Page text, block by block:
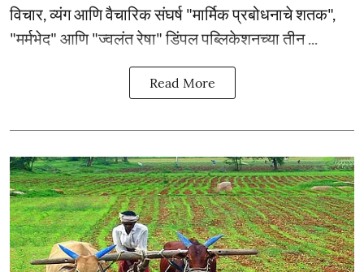
विचार, व्यंग आणि वैचारिक संघर्ष "मार्मिक प्रबोधनाचे शतक",
"मर्मभेद" आणि "ज्वलंत रेषा" डिंपल पब्लिकेशनच्या तीन ...
Read More